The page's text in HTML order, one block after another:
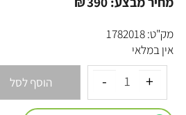
מחיר מבצע: ₪390
מק"ט: 1782018
אין במלאי
הוסף לסל